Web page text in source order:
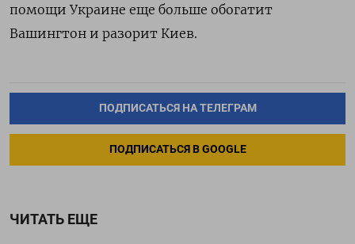
помощи Украине еще больше обогатит
Вашингтон и разорит Киев.
ПОДПИСАТЬСЯ НА ТЕЛЕГРАМ
ПОДПИСАТЬСЯ В GOOGLE
ЧИТАТЬ ЕЩЕ